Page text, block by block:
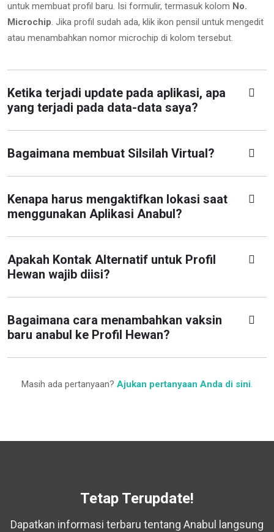
untuk membuat profil baru. Isi formulir, termasuk kolom No.
Microchip. Jika profil sudah ada, klik ikon pensil untuk mengedit
atau menambahkan nomor microchip di kolom tersebut.
Ketika terjadi update pada aplikasi, apa
yang terjadi pada data-data saya?
Bagaimana membuat Silsilah Virtual?
Kenapa harus mengaktifkan lokasi saat
menggunakan Aplikasi Anabul?
Apakah Kontak Alternatif untuk Profil
Hewan wajib diisi?
Bagaimana cara menambahkan vaksin
baru anabul ke Profil Hewan?
Masih ada pertanyaan? Ajukan pertanyaan Anda di sini.
Tetap Terupdate!
Dapatkan informasi terbaru tentang Anabul langsung